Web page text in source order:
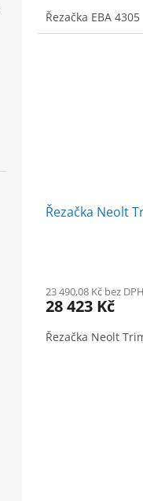
Řezačka EBA 4305
Řezačka Neolt
23 490,08 Kč bez DPH
28 423 Kč
Řezačka Neolt